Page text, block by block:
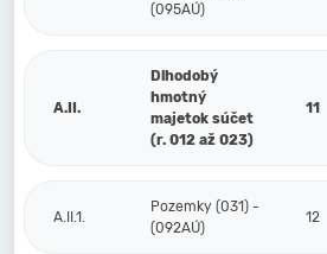
(095AÚ)
A.II.
Dlhodobý
hmotný
majetok súčet
(r. 012 až 023)
11
A.II.1.
Pozemky (031) -
(092AÚ)
12